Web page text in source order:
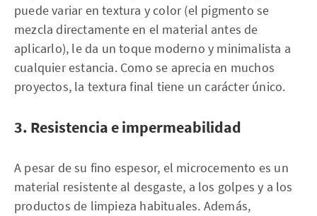
puede variar en textura y color (el pigmento se
mezcla directamente en el material antes de
aplicarlo), le da un toque moderno y minimalista a
cualquier estancia. Como se aprecia en muchos
proyectos, la textura final tiene un carácter único.
3. Resistencia e impermeabilidad
A pesar de su fino espesor, el microcemento es un
material resistente al desgaste, a los golpes y a los
productos de limpieza habituales. Además,